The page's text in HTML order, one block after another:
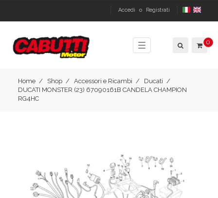
Accedi o Registrati
Toggle
navigation
0
Home Shop Accessori e Ricambi
Ducati
DUCATI MONSTER (23) 67090161B CANDELA CHAMPION
RG4HC